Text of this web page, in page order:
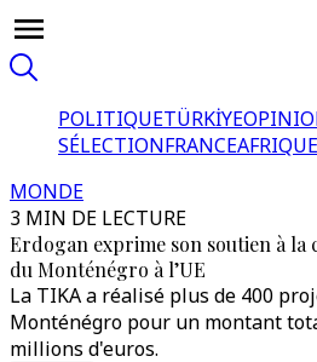
POLITIQUETÜRKİYE
SÉLECTIONFRANCEAFRIQUE
MONDE
3 MIN DE LECTURE
Erdogan exprime son soutien à la
du Monténégro à l’UE
La TIKA a réalisé plus de 400
Monténégro pour un montant
millions d'euros.